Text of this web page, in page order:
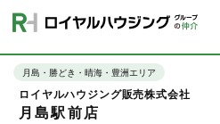
月島・勝どき・晴海・豊洲エリア
ロイヤルハウジング販売株式会社
月島駅前店
ロイヤルハウジンググループトッ
買いたい
売りたい